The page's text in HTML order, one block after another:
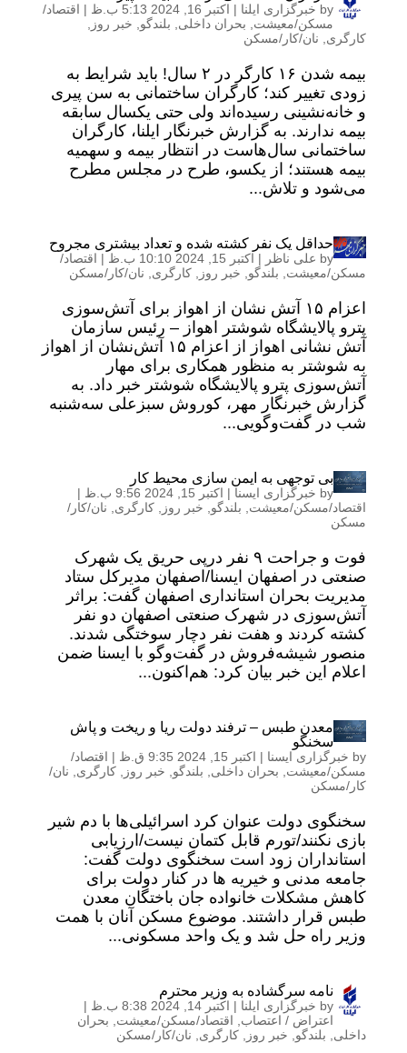
by خبرگزاری ایلنا | اکتبر 16, 2024 5:13 ب.ظ | اقتصاد/
مسکن/معیشت
بحران داخلی بلندگو خبر روز
کارگری
نان/کار/مسکن
بیمه شدن ۱۶ کارگر در ۲ سال! باید شرایط به
زودی تغییر کند؛ کارگران ساختمانی به سن پیری
و خانه‌نشینی رسیده‌اند ولی حتی یکسال سابقه
بیمه ندارند. به گزارش خبرنگار ایلنا، کارگران
ساختمانی سال‌هاست در انتظار بیمه و سهمیه
بیمه هستند؛ از یکسو، طرح در مجلس مطرح
می‌شود و تلاش...
حداقل یک نفر کشته شده و تعداد بیشتری مجروح
by علی ناظر | اکتبر 15, 2024 10:10 ب.ظ | اقتصاد/
مسکن/معیشت
بلندگو خبر روز کارگری نان/کار/مسکن
اعزام ۱۵ آتش نشان از اهواز برای آتش‌سوزی
پترو پالایشگاه شوشتر اهواز – رئیس سازمان
آتش نشانی اهواز از اعزام ۱۵ آتش‌نشان از اهواز
به شوشتر به منظور همکاری برای مهار
آتش‌سوزی پترو پالایشگاه شوشتر خبر داد. به
گزارش خبرنگار مهر، کوروش سبزعلی سه‌شنبه
شب در گفت‌وگویی...
بی توجهی به ایمن سازی محیط کار
by خبرگزاری ایسنا | اکتبر 15, 2024 9:56 ب.ظ
|
اقتصاد/مسکن/معیشت
بلندگو خبر روز کارگری
نان/کار/
مسکن
فوت و جراحت ۹ نفر درپی حریق یک شهرک
صنعتی در اصفهان ایسنا/اصفهان مدیرکل ستاد
مدیریت بحران استانداری اصفهان گفت: براثر
آتش‌سوزی در شهرک صنعتی اصفهان دو نفر
کشته کردند و هفت نفر دچار سوختگی شدند.
منصور شیشه‌فروش در گفت‌وگو با ایسنا ضمن
اعلام این خبر بیان کرد: هم‌اکنون...
معدن طبس – ترفند دولت ریا و ریخت و پاش
سخنگو
by خبرگزاری ایسنا | اکتبر 15, 2024 9:35 ق.ظ | اقتصاد/
مسکن/معیشت
بحران داخلی بلندگو خبر روز کارگری
نان/
کار/مسکن
سخنگوی دولت عنوان کرد اسرائیلی‌ها با دم شیر
بازی نکنند/تورم قابل کتمان نیست/ارزیابی
استانداران زود است سخنگوی دولت گفت:
جامعه مدنی و خیریه ها در کنار دولت برای
کاهش مشکلات خانواده جان باختگان معدن
طبس قرار داشتند. موضوع مسکن آنان با همت
وزیر راه حل شد و یک واحد مسکونی...
نامه سرگشاده به وزیر محترم
by خبرگزاری ایلنا | اکتبر 14, 2024 8:38 ب.ظ
|
اعتراض / اعتصاب
اقتصاد/مسکن/معیشت
بحران
داخلی
بلندگو خبر روز کارگری نان/کار/مسکن